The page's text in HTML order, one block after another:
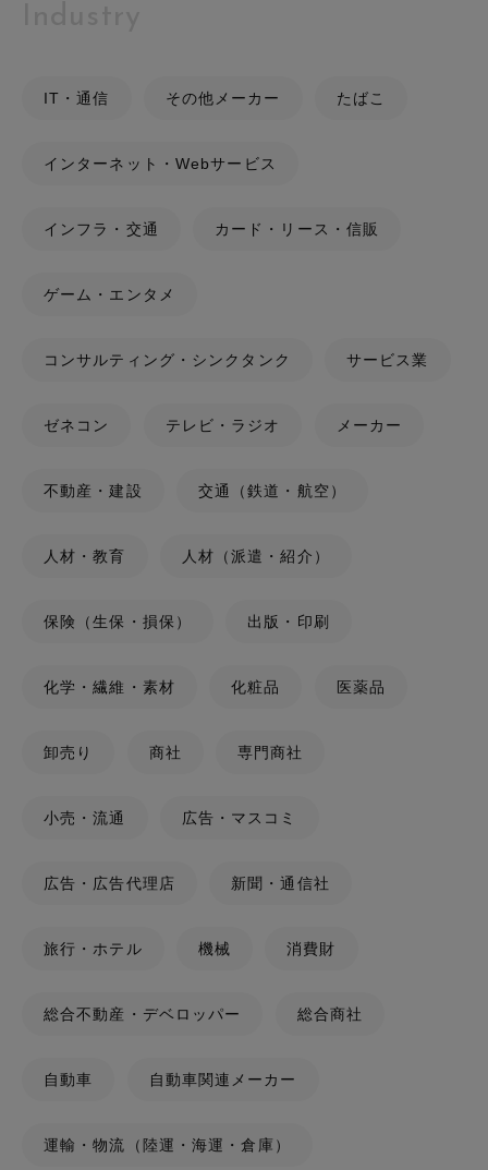
IT・通信 その他メーカー たばこ
インターネット・Webサービス
インフラ・交通 カード・リース・信販
ゲーム・エンタメ
コンサルティング・シンクタンク サービス業
ゼネコン テレビ・ラジオ メーカー
不動産・建設 交通（鉄道・航空）
人材・教育 人材（派遣・紹介）
保険（生保・損保） 出版・印刷
化学・繊維・素材 化粧品 医薬品
卸売り 商社 専門商社
小売・流通 広告・マスコミ
広告・広告代理店 新聞・通信社
旅行・ホテル 機械 消費財
総合不動産・デベロッパー 総合商社
自動車 自動車関連メーカー
運輸・物流（陸運・海運・倉庫）